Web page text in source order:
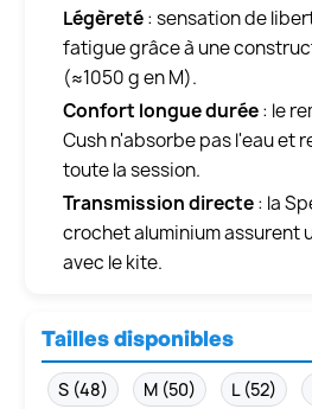
Légèreté: sensation de
fatigue grâce à une
(≈1050 g en M).
Confort longue durée: le
Cush n'absorbe pas l'eau et
toute la session.
Transmission directe: la
crochet aluminium assurent
avec le kite.
Tailles disponibles
S (48) M (50) L (52)